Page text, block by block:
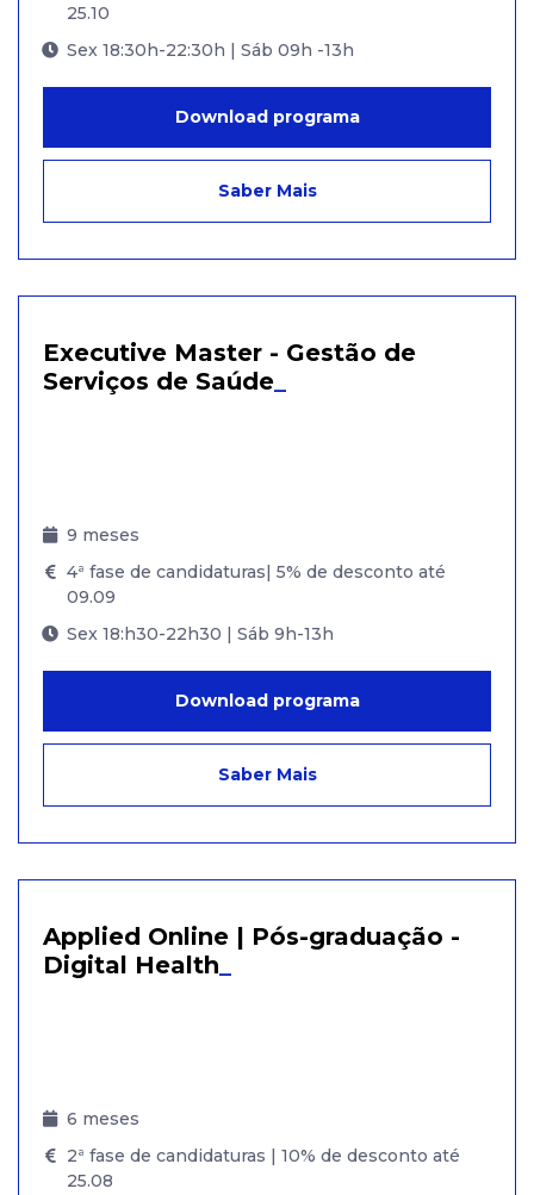
25.10
Sex 18:30h-22:30h | Sáb 09h -13h
Download programa
Saber Mais
Executive Master - Gestão de
Serviços de Saúde
9 meses
4ª fase de candidaturas| 5% de desconto até
09.09
Sex 18:h30-22h30 | Sáb 9h-13h
Download programa
Saber Mais
Applied Online | Pós-graduação -
Digital Health
6 meses
2ª fase de candidaturas | 10% de desconto até
25.08